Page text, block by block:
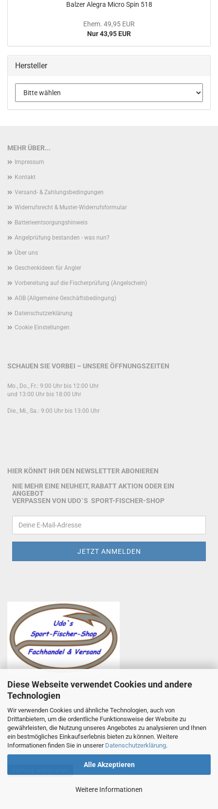
Diese Webseite verwendet Cookies und andere
Technologien
Wir verwenden Cookies und ähnliche Technologien, auch von
Drittanbietern, um die ordentliche Funktionsweise der Website zu
gewährleisten, die Nutzung unseres Angebotes zu analysieren und Ihnen
ein bestmögliches Einkaufserlebnis bieten zu können. Weitere
Informationen finden Sie in unserer Datenschutzerklärung.
Alle Akzeptieren
Weitere Informationen
Balzer Alegra Micro Spin 518
Ehem. 49,95 EUR
Nur 43,95 EUR
Hersteller
MEHR ÜBER...
Impressum
Kontakt
Versand- & Zahlungsbedingungen
Widerrufsrecht & Muster-Widerrufsformular
Batterieentsorgungshinweis
Angelprüfung bestanden - was nun?
Über uns
Geschenkideen für Angler
Vorbereitung auf die Fischerprüfung (Angelschein)
AGB (Allgemeine Geschäftsbedingung)
Datenschutzerklärung
Cookie Einstellungen
SCHAUEN SIE VORBEI – UNSERE ÖFFNUNGSZEITEN
Mo., Do., Fr.: 9:00 Uhr bis 12:00 Uhr
und 13:00 Uhr bis 18:00 Uhr
Die., Mi., Sa.: 9:00 Uhr bis 13:00 Uhr
HIER KÖNNT IHR DEN NEWSLETTER ABONIEREN
NIE MEHR EINE NEUHEIT, RABATT AKTION ODER EIN
ANGEBOT
VERPASSEN VON UDO`S SPORT-FISCHER-SHOP
Udo Totzauer
Udo`s Sport-Fischer-Shop
97753 Karlstadt
Telefon +49 9353 985440
E-Mail
info@angelsport-direkt.de